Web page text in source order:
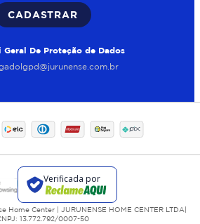
CADASTRAR
Geral De Proteção de Dados
Center | JURUNENSE HOME CENTER LTDA|
13.772.792/0007-50